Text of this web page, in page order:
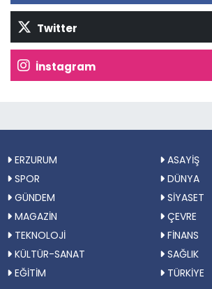
Twitter
İnstagram
ERZURUM
ASAYİŞ
SPOR
DÜNYA
GÜNDEM
SİYASET
MAGAZİN
ÇEVRE
TEKNOLOJİ
FİNANS
KÜLTÜR-SANAT
SAĞLIK
EĞİTİM
TÜRKİYE